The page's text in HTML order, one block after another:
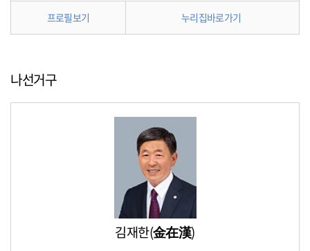
프로필보기 누리집바로가기
나선거구
김재한(金在漢)